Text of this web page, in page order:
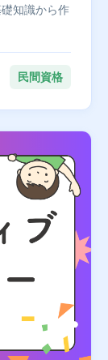
知識から作
民間資格